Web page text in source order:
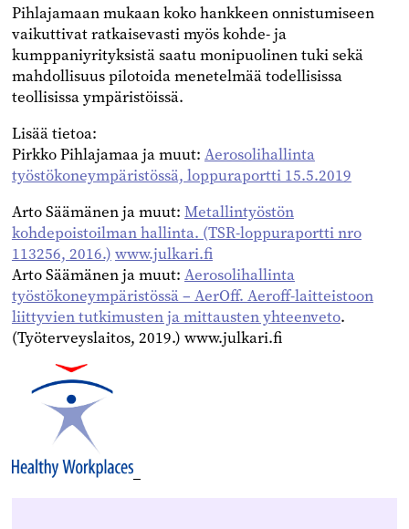
Pihlajamaan mukaan koko hankkeen onnistumiseen
vaikuttivat ratkaisevasti myös kohde- ja
kumppaniyrityksistä saatu monipuolinen tuki sekä
mahdollisuus pilotoida menetelmää todellisissa
teollisissa ympäristöissä.
Lisää tietoa:
Pirkko Pihlajamaa ja muut: Aerosolihallinta
työstökoneympäristössä, loppuraportti 15.5.2019
Arto Säämänen ja muut: Metallintyöstön
kohdepoistoilman hallinta. (TSR-loppuraportti nro
113256, 2016.) www.julkari.fi
Arto Säämänen ja muut: Aerosolihallinta
työstökoneympäristössä – AerOff. Aeroff-laitteistoon
liittyvien tutkimusten ja mittausten yhteenveto.
(Työterveyslaitos, 2019.) www.julkari.fi